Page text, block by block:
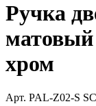
Ручка
хром
Арт. PAL-Z02-S